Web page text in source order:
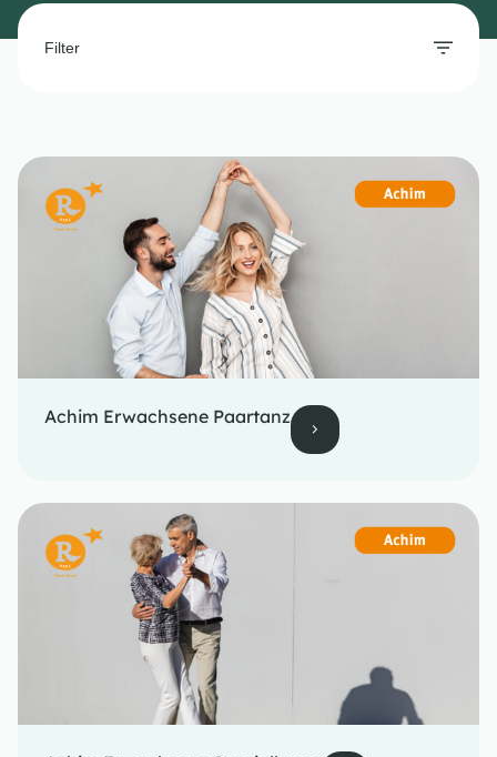
Filter
Achim Erwachsene Paartanz